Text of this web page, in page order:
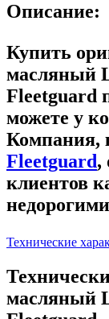
Описание:
Купить
масляный
Fleetguard
можете у
Компания,
Fleetguard,
клиентов
Технические
масляный